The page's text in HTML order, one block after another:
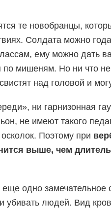
те новобранцы,
Солдата можно
ему можно дать
по мишеням. Но ни что
над головой и
ни гарнизонная
не имеют такого
Поэтому при
выше, чем
еще одно замечательное
убивать людей. Вид